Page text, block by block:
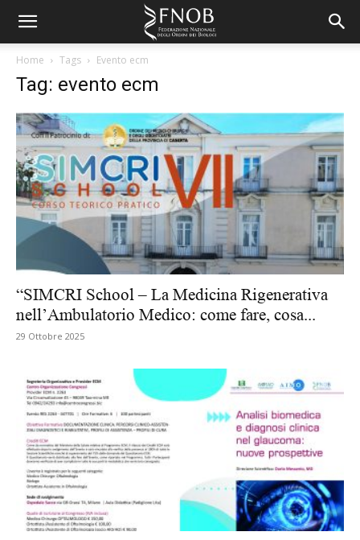
Home Tags Evento ecm
Tag: evento ecm
“SIMCRI School – La Medicina Rigenerativa
nell’Ambulatorio Medico: come fare, cosa...
29 Ottobre 2025